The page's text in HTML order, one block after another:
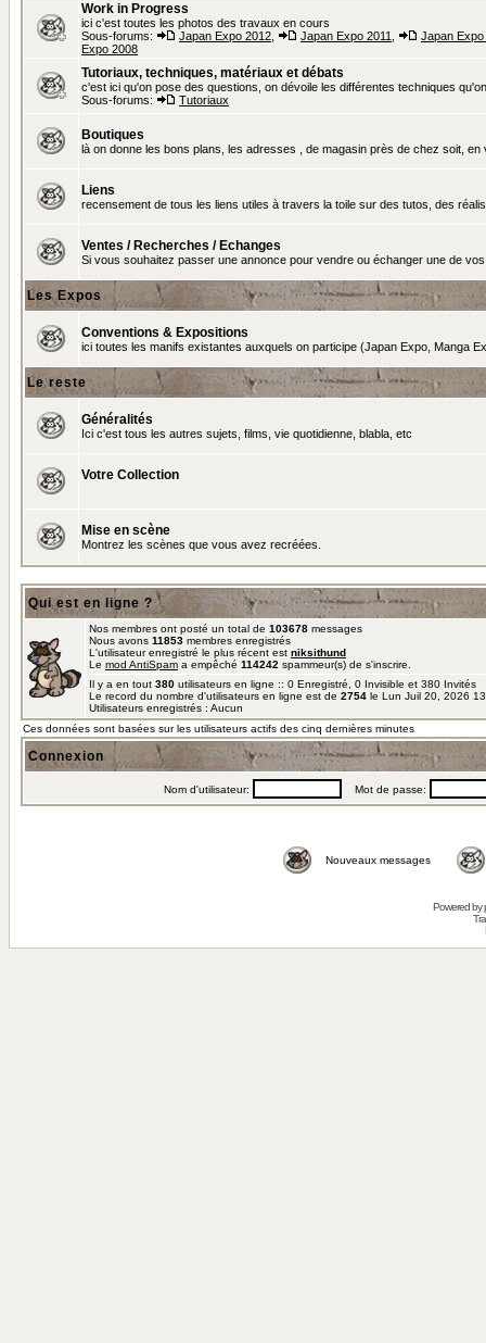
Work in Progress
ici c'est toutes les photos des travaux en cours
Sous-forums:
Japan Expo 2012 Japan Expo 2011
Japan Expo
Expo 2008
Tutoriaux, techniques, matériaux et débats
c'est ici qu'on pose des questions, on dévoile les différentes techniques
Sous-forums:
Tutoriaux
Boutiques
là on donne les bons plans, les adresses , de magasin près de chez soit, en
Liens
recensement de tous les liens utiles à travers la toile sur des tutos, des
Ventes / Recherches / Echanges
Si vous souhaitez passer une annonce pour vendre ou échanger une de
Les Expos
Conventions & Expositions
ici toutes les manifs existantes auxquels on participe (Japan Expo, Manga
Le reste
Généralités
Ici c'est tous les autres sujets, films, vie quotidienne, blabla, etc
Votre Collection
Mise en scène
Montrez les scènes que vous avez recréées.
Qui est en ligne ?
Nos membres ont posté un total de 103678 messages
Nous avons 11853 membres enregistrés
L'utilisateur enregistré le plus récent est niksithund
Le mod AntiSpam a empêché 114242 spammeur(s) de s'inscrire.
Il y a en tout 380 utilisateurs en ligne :: 0 Enregistré, 0 Invisible et 380
Le record du nombre d'utilisateurs en ligne est de 2754 le Lun Juil 20, 2026
Utilisateurs enregistrés : Aucun
Ces données sont basées sur les utilisateurs actifs des cinq dernières minutes
Connexion
Nom d'utilisateur: Mot de passe:
Nouveaux messages
Powered by